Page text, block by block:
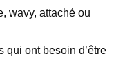
wavy, attaché ou
qui ont besoin d’être